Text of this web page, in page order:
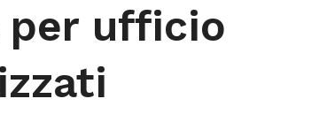
ufficio